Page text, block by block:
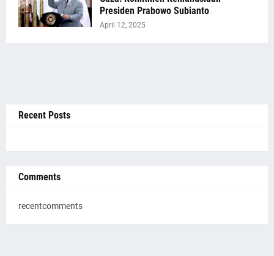
Presiden Prabowo Subianto
April 12, 2025
Recent Posts
Comments
recentcomments